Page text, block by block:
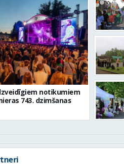
notikumiem
743. dzimšanas